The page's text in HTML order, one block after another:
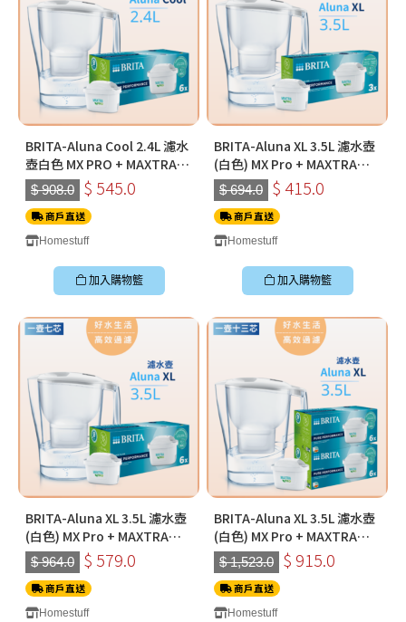
BRITA-Aluna Cool 2.4L 濾水
壺白色 MX PRO + MAXTRA
PRO Pure Performance 純
淨全效全效濾芯 (六件裝)
$ 908.0 $ 545.0
商戶直送
Homestuff
加入購物籃
BRITA-Aluna XL 3.5L 濾水壺
(白色) MX Pro + MAXTRA
PRO Pure Performance 純
淨全效全效濾芯 (三件裝)
$ 694.0 $ 415.0
商戶直送
Homestuff
加入購物籃
BRITA-Aluna XL 3.5L 濾水壺
(白色) MX Pro + MAXTRA
PRO Pure Performance 純
淨全效全效濾芯 (六件裝)
$ 964.0 $ 579.0
商戶直送
Homestuff
BRITA-Aluna XL 3.5L 濾水壺
(白色) MX Pro + MAXTRA
PRO Pure Performance 純
淨全效全效濾芯 (六件裝*2)
$ 1,523.0 $ 915.0
商戶直送
Homestuff